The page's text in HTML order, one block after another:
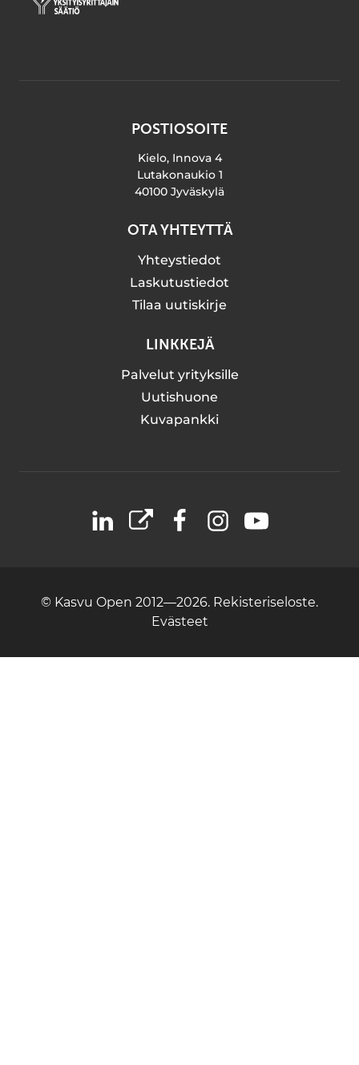
POSTIOSOITE
Kielo, Innova 4
Lutakonaukio 1
40100 Jyväskylä
OTA YHTEYTTÄ
Yhteystiedot
Laskutustiedot
Tilaa uutiskirje
LINKKEJÄ
Palvelut yrityksille
Uutishuone
Kuvapankki
LinkedIn
X FacebookInstagramYouTube
© Kasvu Open 2012—2026. Rekisteriseloste.
Evästeet